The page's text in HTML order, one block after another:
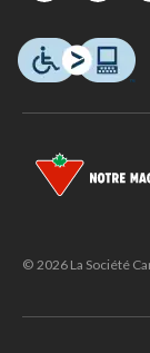
© 2026 La Société